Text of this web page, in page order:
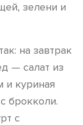
зелени и
на завтрак
— салат из
и куриная
брокколи.
с